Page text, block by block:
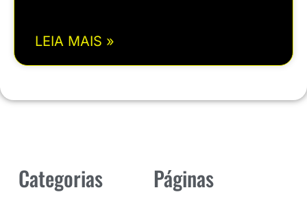
LEIA MAIS »
Categorias Páginas